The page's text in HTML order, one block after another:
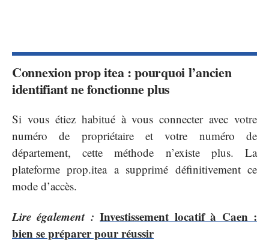
Connexion prop itea : pourquoi l’ancien
identifiant ne fonctionne plus
Si vous étiez habitué à vous connecter avec votre
numéro de propriétaire et votre numéro de
département, cette méthode n’existe plus. La
plateforme prop.itea a supprimé définitivement ce
mode d’accès.
Lire également : Investissement locatif à Caen :
bien se préparer pour réussir